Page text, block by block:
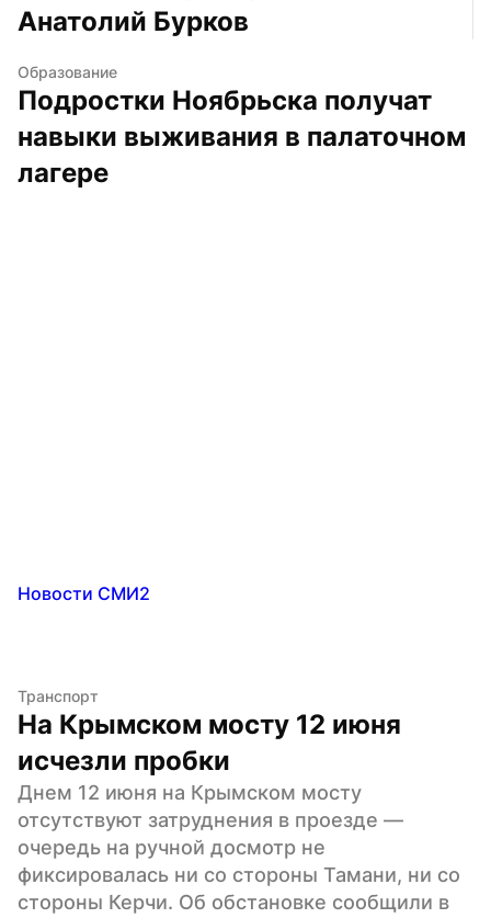
Анатолий Бурков
Образование
Подростки Ноябрьска получат
навыки выживания в палаточном
лагере
Новости СМИ2
Транспорт
На Крымском мосту 12 июня
исчезли пробки
Днем 12 июня на Крымском мосту
отсутствуют затруднения в проезде —
очередь на ручной досмотр не
фиксировалась ни со стороны Тамани, ни со
стороны Керчи. Об обстановке сообщили в